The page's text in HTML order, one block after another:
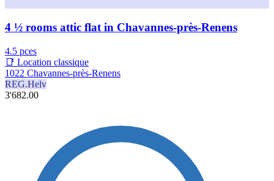
4 ½ rooms attic flat in Chavannes-près-Renens
4.5 pces
📑 Location classique
1022 Chavannes-près-Renens
REG.Helv
3'682.00